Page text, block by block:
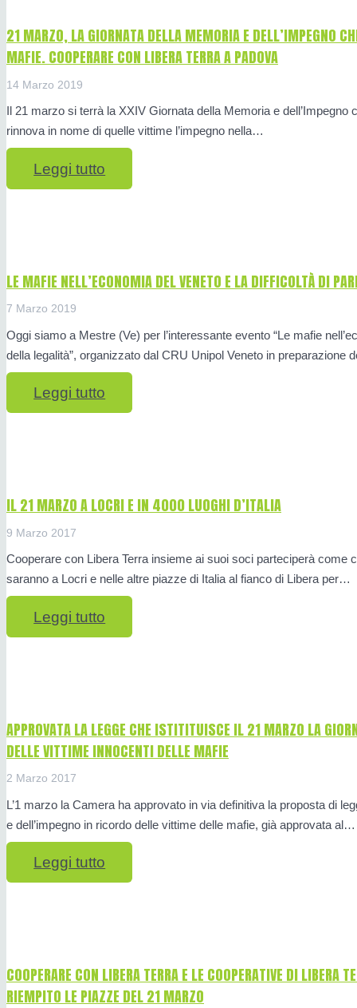
21 MARZO, LA GIORNATA DELLA MEMORIA E DELL’IMPEGNO
MAFIE. COOPERARE CON LIBERA TERRA A PADOVA
14 Marzo 2019
Il 21 marzo si terrà la XXIV Giornata della Memoria e
rinnova in nome di quelle vittime l’impegno nella…
Leggi tutto
LE MAFIE NELL’ECONOMIA DEL VENETO E LA DIFFICOLTÀ DI
7 Marzo 2019
Oggi siamo a Mestre (Ve) per l’interessante evento “Le mafie
della legalità”, organizzato dal CRU Unipol Veneto in preparazione
Leggi tutto
IL 21 MARZO A LOCRI E IN 4000 LUOGHI D’ITALIA
9 Marzo 2017
Cooperare con Libera Terra insieme ai suoi soci parteciperà come
saranno a Locri e nelle altre piazze di Italia al fianco di Libera per…
Leggi tutto
APPROVATA LA LEGGE CHE ISTITITUISCE IL 21 MARZO LA
DELLE VITTIME INNOCENTI DELLE MAFIE
2 Marzo 2017
L’1 marzo la Camera ha approvato in via definitiva la proposta di
e dell’impegno in ricordo delle vittime delle mafie, già approvata al…
Leggi tutto
COOPERARE CON LIBERA TERRA E LE COOPERATIVE DI
RIEMPITO LE PIAZZE DEL 21 MARZO